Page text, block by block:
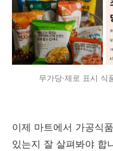
무가당·제로 표시 식
이제 마트에서 가공식
있는지 잘 살펴봐야 합